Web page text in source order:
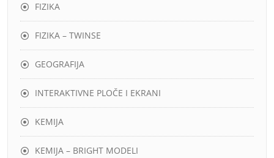
FIZIKA
FIZIKA – TWINSE
GEOGRAFIJA
INTERAKTIVNE PLOČE I EKRANI
KEMIJA
KEMIJA – BRIGHT MODELI